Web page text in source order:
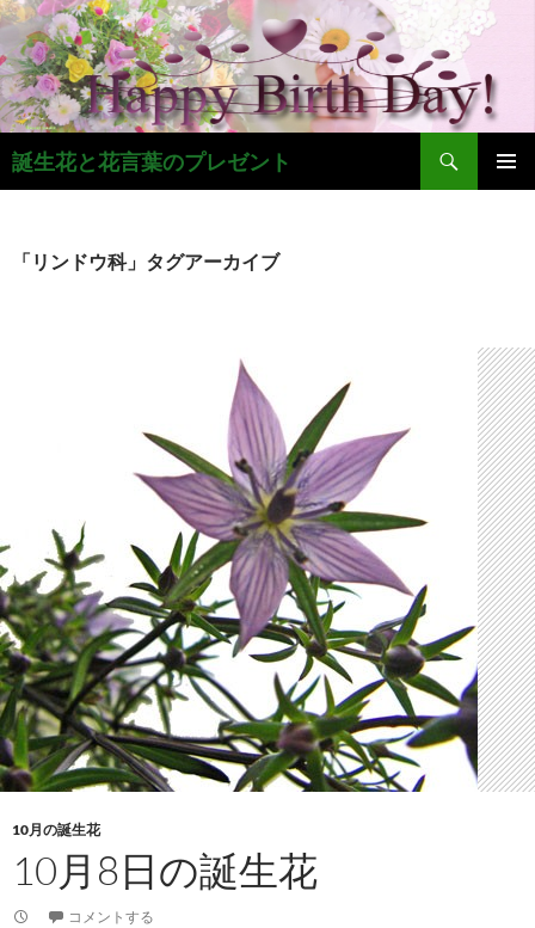
コ
ン
テ
ン
ツ
へ
ス
誕生花と花言葉のプレゼント
検
索
「リンドウ科」タグアーカイブ
10月の誕生花
10月8日の誕生花
コメントする